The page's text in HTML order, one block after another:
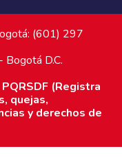
(601) 297
D.C.
PQRSDF (Registra
quejas,
y derechos de